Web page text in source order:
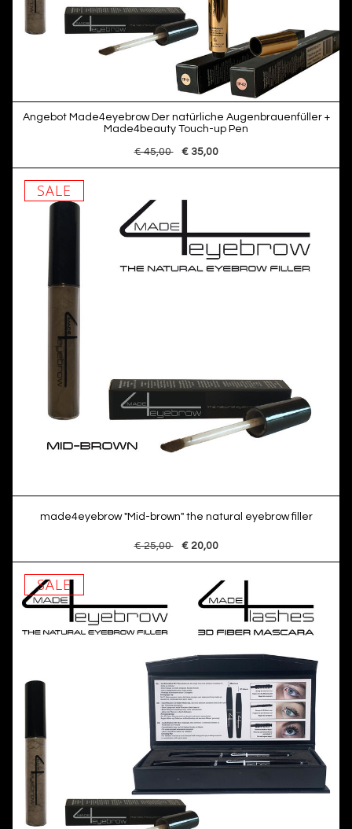
Angebot Made4eyebrow Der natürliche Augenbrauenfüller +
Made4beauty Touch-up Pen
€ 45,00 € 35,00
SALE
made4eyebrow "Mid-brown" the natural eyebrow filler
€ 25,00 € 20,00
SALE